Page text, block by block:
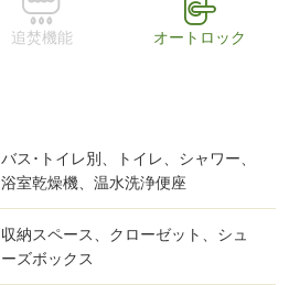
追焚機能 オートロック
バス･トイレ別、トイレ、シャワー、
浴室乾燥機、温水洗浄便座
収納スペース、クローゼット、シュ
ーズボックス